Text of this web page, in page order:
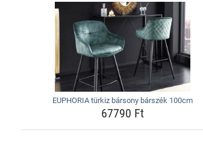
EUPHORIA türkiz bársony bárszék 100cm
67790 Ft